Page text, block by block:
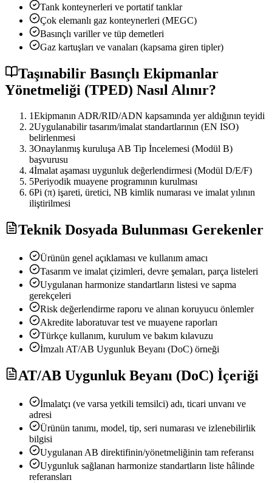
Tank konteynerleri ve portatif tanklar
Çok elemanlı gaz konteynerleri (MEGC)
Basınçlı variller ve tüp demetleri
Gaz kartuşları ve vanaları (kapsama giren tipler)
Taşınabilir Basınçlı Ekipmanlar
Yönetmeliği (TPED) Nasıl Alınır?
1Ekipmanın ADR/RID/ADN kapsamında yer aldığının teyidi
2Uygulanabilir tasarım/imalat standartlarının (EN ISO)
belirlenmesi
3Onaylanmış kuruluşa AB Tip İncelemesi (Modül B)
başvurusu
4İmalat aşaması uygunluk değerlendirmesi (Modül D/E/F)
5Periyodik muayene programının kurulması
6Pi (π) işareti, üretici, NB kimlik numarası ve imalat yılının
iliştirilmesi
Teknik Dosyada Bulunması Gerekenler
Ürünün genel açıklaması ve kullanım amacı
Tasarım ve imalat çizimleri, devre şemaları, parça listeleri
Uygulanan harmonize standartların listesi ve sapma
gerekçeleri
Risk değerlendirme raporu ve alınan koruyucu önlemler
Akredite laboratuvar test ve muayene raporları
Türkçe kullanım, kurulum ve bakım kılavuzu
İmzalı AT/AB Uygunluk Beyanı (DoC) örneği
AT/AB Uygunluk Beyanı (DoC) İçeriği
İmalatçı (ve varsa yetkili temsilci) adı, ticari unvanı ve
adresi
Ürünün tanımı, model, tip, seri numarası ve izlenebilirlik
bilgisi
Uygulanan AB direktifinin/yönetmeliğinin tam referansı
Uygunluk sağlanan harmonize standartların liste hâlinde
referansları